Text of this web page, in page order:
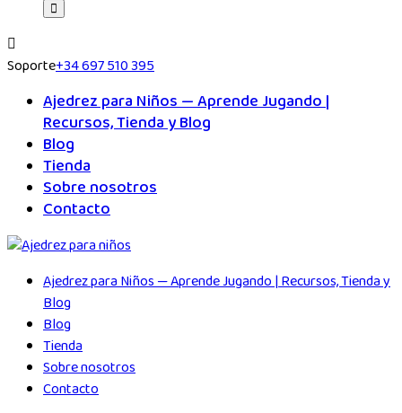
Soporte+34 697 510 395
Ajedrez para Niños — Aprende Jugando |
Recursos, Tienda y Blog
Blog
Tienda
Sobre nosotros
Contacto
Ajedrez para Niños — Aprende Jugando | Recursos, Tienda y
Blog
Blog
Tienda
Sobre nosotros
Contacto